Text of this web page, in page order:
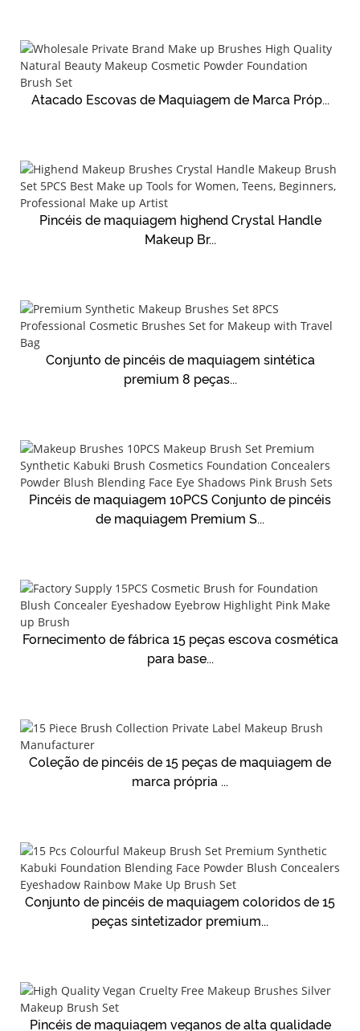
Atacado Escovas de Maquiagem de Marca Próp...
Pincéis de maquiagem highend Crystal Handle
Makeup Br...
Conjunto de pincéis de maquiagem sintética
premium 8 peças...
Pincéis de maquiagem 10PCS Conjunto de pincéis
de maquiagem Premium S...
Fornecimento de fábrica 15 peças escova cosmética
para base...
Coleção de pincéis de 15 peças de maquiagem de
marca própria ...
Conjunto de pincéis de maquiagem coloridos de 15
peças sintetizador premium...
Pincéis de maquiagem veganos de alta qualidade